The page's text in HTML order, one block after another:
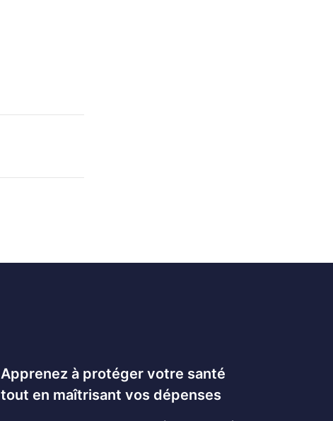
Apprenez à protéger votre santé
tout en maîtrisant vos dépenses